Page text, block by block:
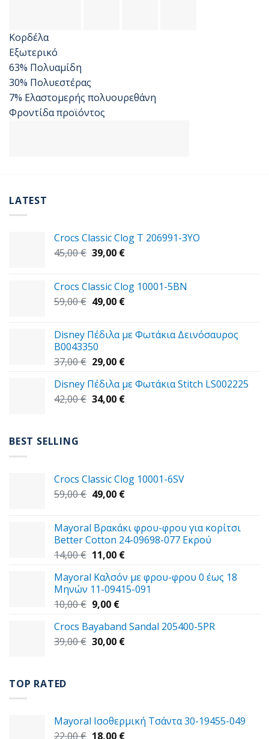
Κορδέλα
Εξωτερικό
63% Πολυαμίδη
30% Πολυεστέρας
7% Ελαστομερής πολυουρεθάνη
Φροντίδα προϊόντος
LATEST
Crocs Classic Clog T 206991-3YΟ
45,00€ Original
45,00 €.
39,00 €Η
είναι:
39,00 €.
Crocs Classic Clog 10001-5BN
59,00€ Original
59,00 €.
49,00 €Η
είναι:
Disney Πέδιλα με Φωτάκια Δεινόσαυρος
B0043350
37,00€ Original
was:
37,00 €.
29,00 €Η
τιμή
είναι:
Disney Πέδιλα με Φωτάκια Stitch LS002225
42,00€ Original
34,00 €Η
BEST SELLING
Crocs Classic Clog 10001-6SV
59,00€ Original
59,00 €.
49,00 €Η
είναι:
49,00 €.
Mayoral Βρακάκι φρου-φρου για κορίτσι
Better Cotton 24-09698-077 Εκρού
14,00€ Original
was:
14,00 €.
11,00 €Η
τιμή
είναι:
Mayoral Καλσόν με φρου-φρου 0 έως 18
Μηνών 11-09415-091
10,00€ Original
was:
10,00 €.
9,00 €Η
τιμή
είναι:
Crocs Bayaband Sandal 205400-5PR
39,00€ Original
30,00 €Η
TOP RATED
Mayoral Ισοθερμική Tσάντα 30-19455-049
22,00€ Original
18,00 €Η